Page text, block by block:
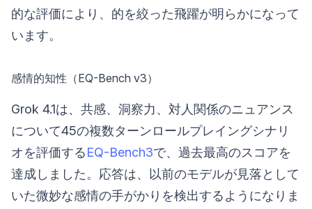
的な評価により、的を絞った飛躍が明らかになって
います。
感情的知性（EQ-Bench v3）
Grok 4.1は、共感、洞察力、対人関係のニュアンス
について45の複数ターンロールプレイングシナリ
オを評価するEQ-Bench3で、過去最高のスコアを
達成しました。応答は、以前のモデルが見落として
いた微妙な感情の手がかりを検出するようになりま